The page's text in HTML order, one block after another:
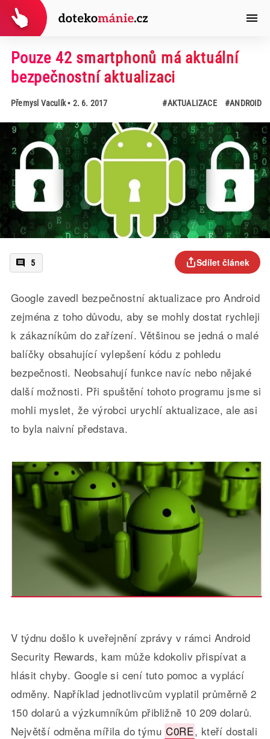
Pouze 42 smartphonů má aktuální
bezpečnostní aktualizaci
Přemysl Vaculík• 2. 6. 2017 #AKTUALIZACE #ANDROID
5 Sdílet článek
Google zavedl bezpečnostní aktualizace pro Android
zejména z toho důvodu, aby se mohly dostat rychleji
k zákazníkům do zařízení. Většinou se jedná o malé
balíčky obsahující vylepšení kódu z pohledu
bezpečnosti. Neobsahují funkce navíc nebo nějaké
další možnosti. Při spuštění tohoto programu jsme si
mohli myslet, že výrobci urychlí aktualizace, ale asi
to byla naivní představa.
V týdnu došlo k uveřejnění zprávy v rámci Android
Security Rewards, kam může kdokoliv přispívat a
hlásit chyby. Google si cení tuto pomoc a vyplácí
odměny. Například jednotlivcům vyplatil průměrně 2
150 dolarů a výzkumníkům přibližně 10 209 dolarů.
Největší odměna mířila do týmu C0RE, kteří dostali